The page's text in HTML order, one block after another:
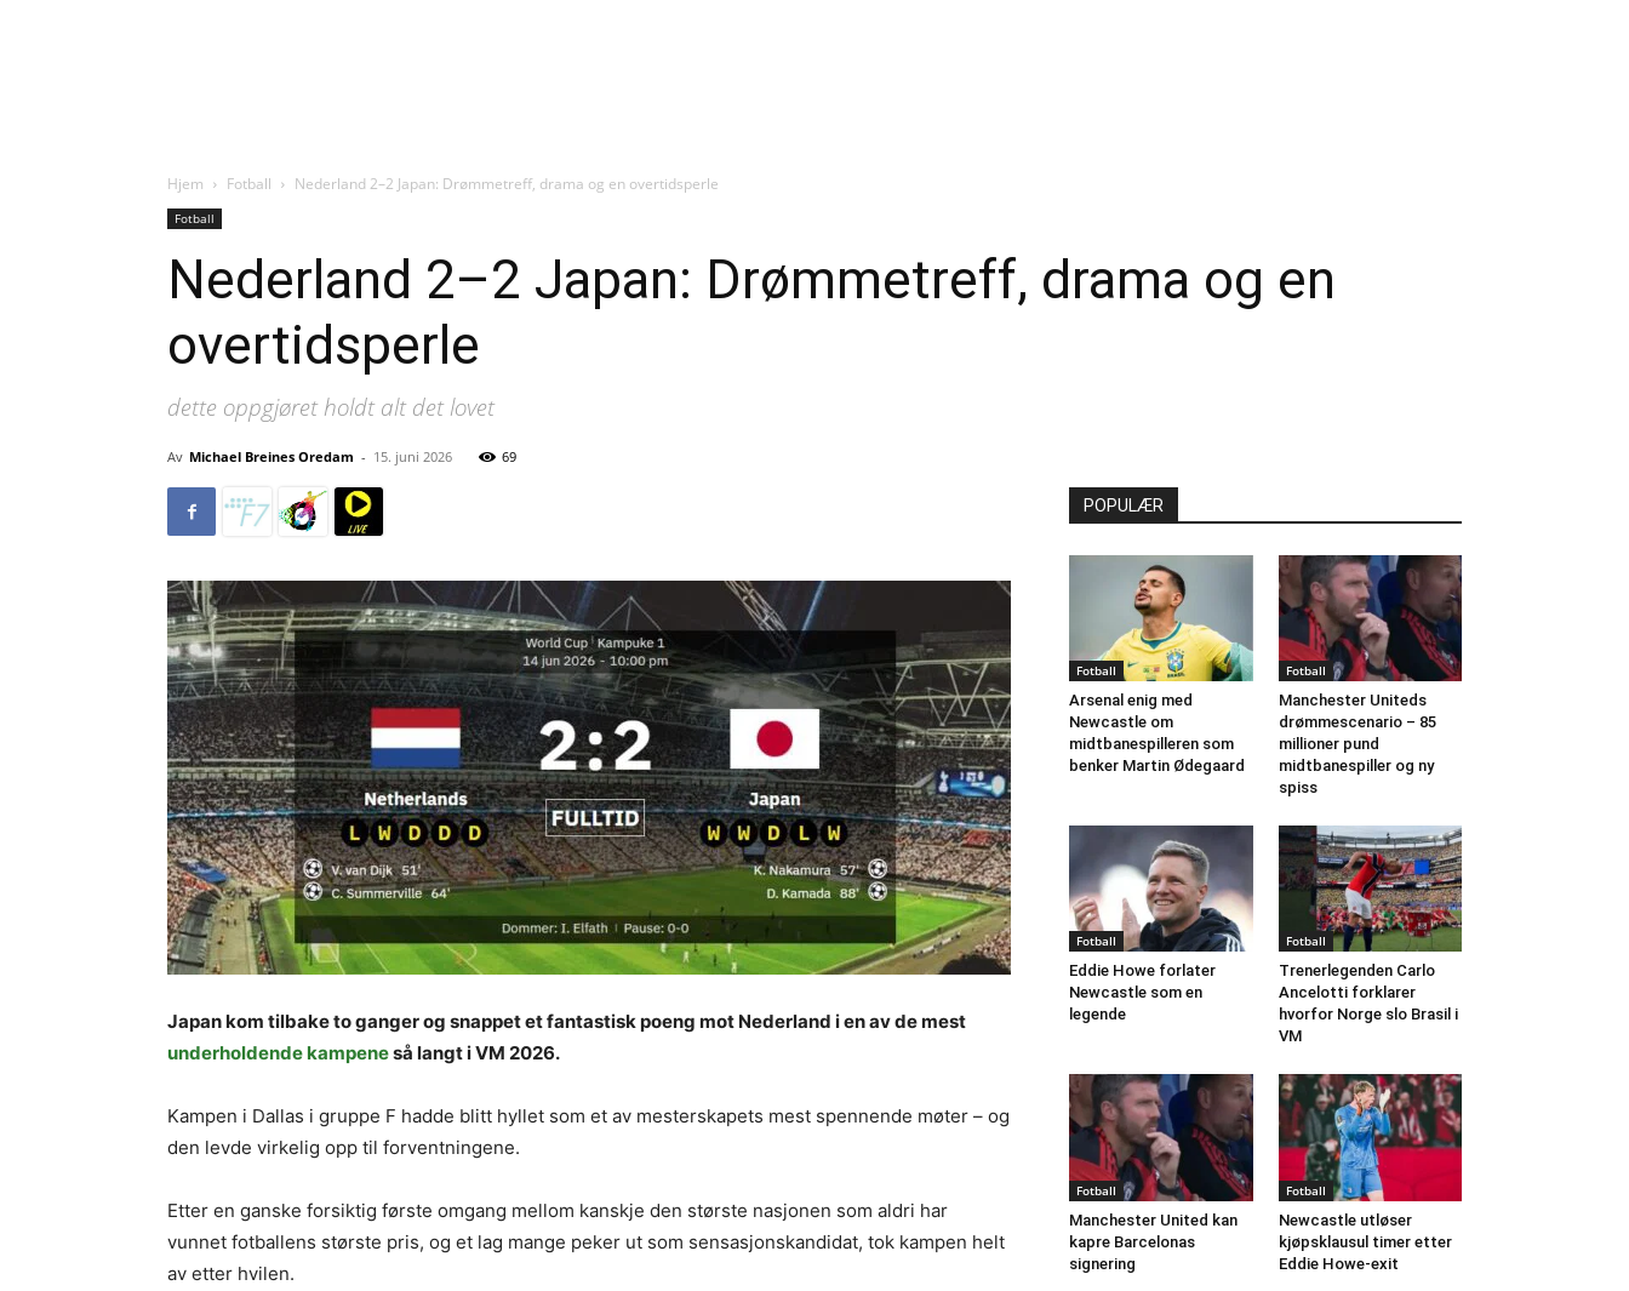
Hjem Fotball Nederland 2–2 Japan: Drømmetreff, drama og en overtidsperle
Fotball
Nederland 2–2 Japan: Drømmetreff, drama og en
overtidsperle
dette oppgjøret holdt alt det lovet
Av Michael Breines Oredam - 15. juni 2026 69
Japan kom tilbake to ganger og snappet et fantastisk poeng mot Nederland i en av de mest
underholdende kampeneså langt i VM 2026.
Kampen i Dallas i gruppe F hadde blitt hyllet som et av mesterskapets mest spennende møter – og
den levde virkelig opp til forventningene.
Etter en ganske forsiktig første omgang mellom kanskje den største nasjonen som aldri har
vunnet fotballens største pris, og et lag mange peker ut som sensasjonskandidat, tok kampen helt
av etter hvilen.
POPULÆR
Fotball
Arsenal enig med
Newcastle om
midtbanespilleren som
benker Martin Ødegaard
Fotball
Manchester Uniteds
drømmescenario – 85
millioner pund
midtbanespiller og ny
spiss
Fotball
Eddie Howe forlater
Newcastle som en
legende
Fotball
Trenerlegenden Carlo
Ancelotti forklarer
hvorfor Norge slo Brasil i
VM
Fotball
Manchester United kan
kapre Barcelonas
signering
Fotball
Newcastle utløser
kjøpsklausul timer etter
Eddie Howe-exit